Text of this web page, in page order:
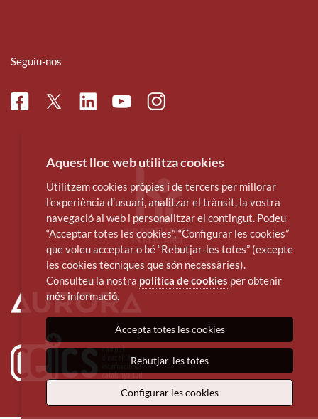
Seguiu-nos
FacebookTwitterLinkedinYoutubeInstagram
Aquest lloc web utilitza cookies
Utilitzem cookies pròpies i de tercers per millorar
l’experiència d’usuari, analitzar el trànsit, la vostra
navegació al web i personalitzar el contingut. Podeu
“Acceptar totes les cookies”, “Configurar les cookies”
que voleu acceptar o bé “Rebutjar-les totes” (excepte
les cookies tècniques que són necessàries).
Consulteu la nostra política de cookies per obtenir
més informació.
Accepta totes les cookies
Rebutjar-les totes
Configurar les cookies